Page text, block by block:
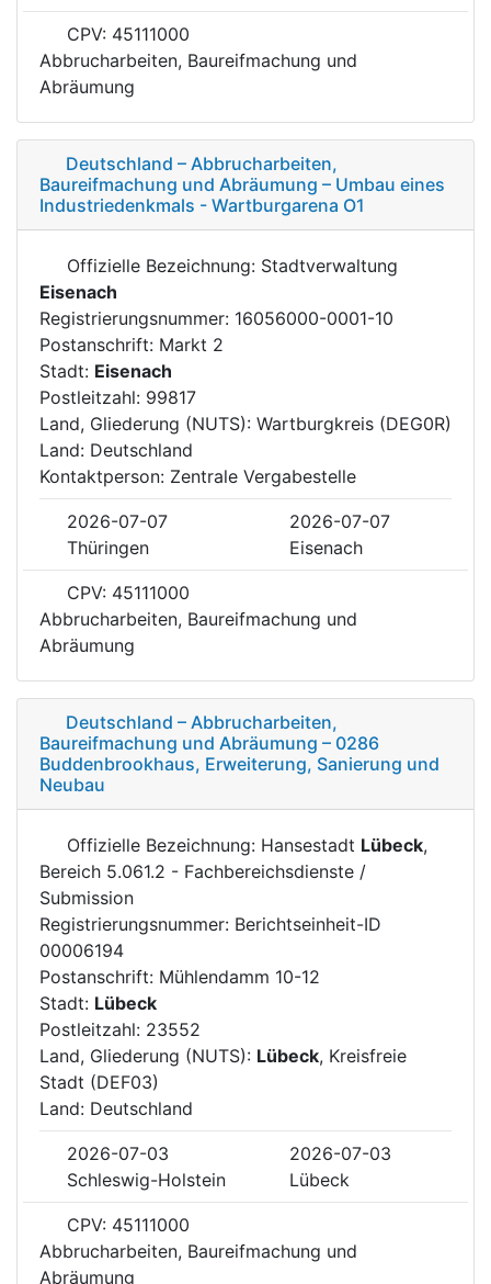
CPV: 45111000
Abbrucharbeiten, Baureifmachung und
Abräumung
Deutschland – Abbrucharbeiten,
Baureifmachung und Abräumung – Umbau eines
Industriedenkmals - Wartburgarena O1
Offizielle Bezeichnung: Stadtverwaltung
Eisenach
Registrierungsnummer: 16056000-0001-10
Postanschrift: Markt 2
Stadt: Eisenach
Postleitzahl: 99817
Land, Gliederung (NUTS): Wartburgkreis (DEG0R)
Land: Deutschland
Kontaktperson: Zentrale Vergabestelle
2026-07-07
2026-07-07
Thüringen
Eisenach
CPV: 45111000
Abbrucharbeiten, Baureifmachung und
Abräumung
Deutschland – Abbrucharbeiten,
Baureifmachung und Abräumung – 0286
Buddenbrookhaus, Erweiterung, Sanierung und
Neubau
Offizielle Bezeichnung: Hansestadt Lübeck,
Bereich 5.061.2 - Fachbereichsdienste /
Submission
Registrierungsnummer: Berichtseinheit-ID
00006194
Postanschrift: Mühlendamm 10-12
Stadt: Lübeck
Postleitzahl: 23552
Land, Gliederung (NUTS): Lübeck, Kreisfreie
Stadt (DEF03)
Land: Deutschland
2026-07-03
2026-07-03
Schleswig-Holstein
Lübeck
CPV: 45111000
Abbrucharbeiten, Baureifmachung und
Abräumung